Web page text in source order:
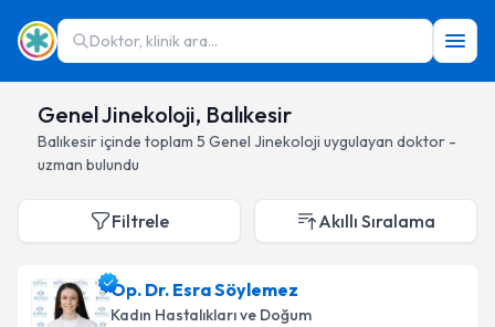
Doktor, klinik ara...
Genel Jinekoloji, Balıkesir
Balıkesiriçinde toplam 5 Genel Jinekoloji uygulayan doktor -
uzman bulundu
Filtrele Akıllı Sıralama
Op. Dr. Esra Söylemez
Kadın Hastalıkları ve Doğum